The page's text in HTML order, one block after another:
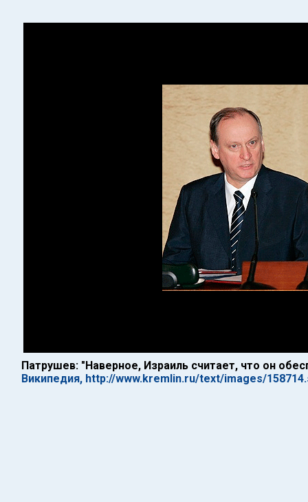
Патрушев: "Наверное, Израиль считает, что он
Википедия, http://www.kremlin.ru/text/images/